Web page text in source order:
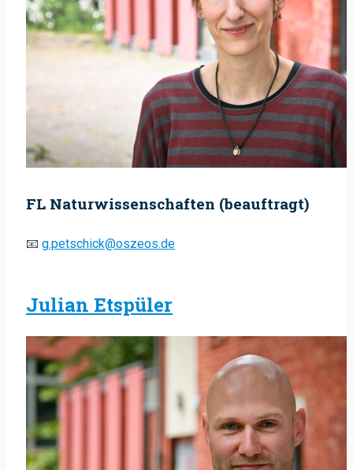
FL Naturwissenschaften (beauftragt)
📧 g.petschick@oszeos.de
Julian Etspüler